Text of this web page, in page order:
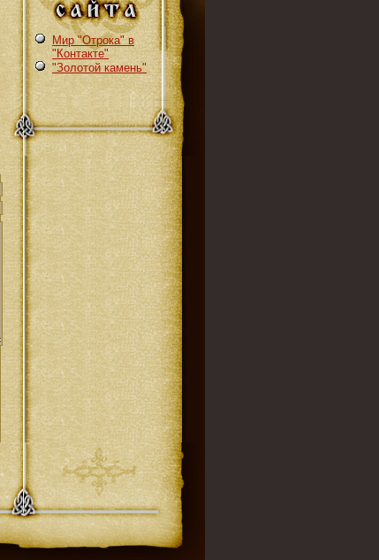
Мир "Отрока" в
"Контакте"
"Золотой камень"